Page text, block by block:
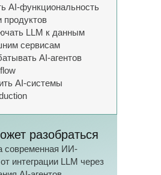
AI-функциональность
продуктов
LLM к данным
сервисам
AI-агентов
AI-системы
разобраться
современная ИИ-
интеграции LLM через